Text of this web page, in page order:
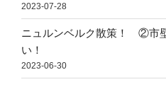
2023-07-28
ニュルンベルク散策！ ②市
い！
2023-06-30